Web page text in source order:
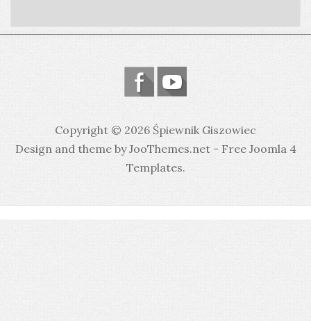
Copyright © 2026 Śpiewnik Giszowiec
Design and theme by JooThemes.net - Free Joomla 4
Templates.